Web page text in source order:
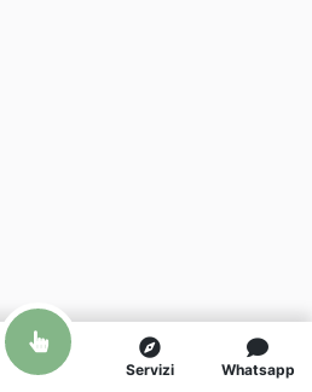
Servizi Whatsapp